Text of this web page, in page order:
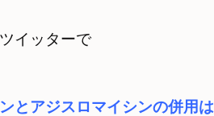
とアジスロマイシンの併用は